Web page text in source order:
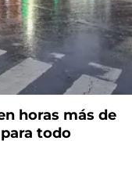
horas más de
todo